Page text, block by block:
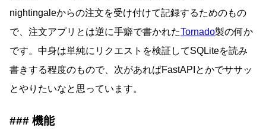
nightingaleからの注文を受け付けて記録するためのもの
で、注文アプリとは逆に手癖で書かれたTornado製の何か
です。中身は単純にリクエストを検証してSQLiteを読み
書きする程度のもので、次があればFastAPIとかでササッ
とやりたいなと思っています。
機能